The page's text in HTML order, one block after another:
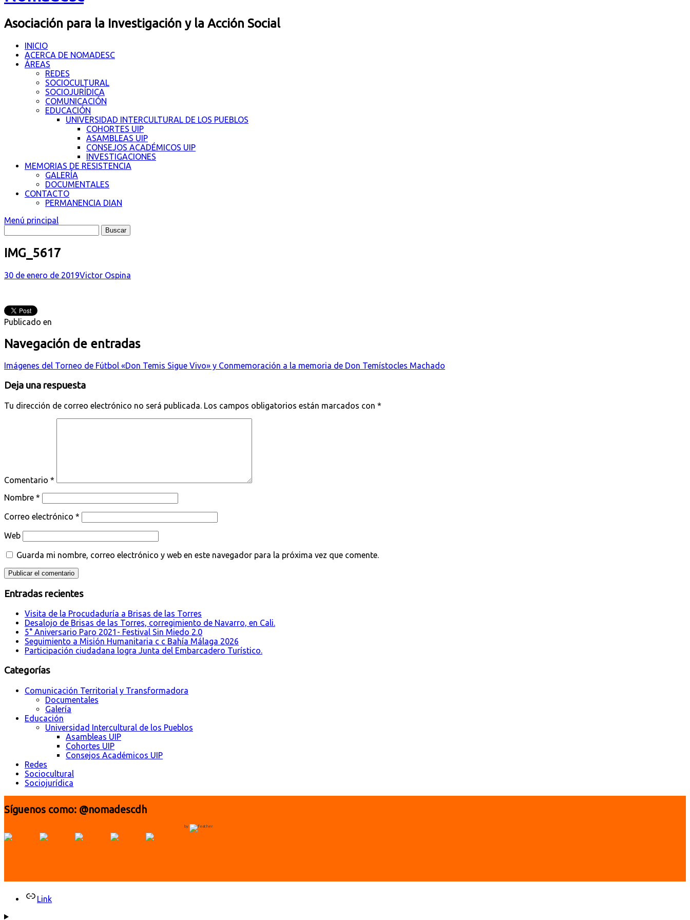
Asociación para la Investigación y la Acción Social
INICIO
ACERCA DE NOMADESC
ÁREAS
REDES
SOCIOCULTURAL
SOCIOJURÍDICA
COMUNICACIÓN
EDUCACIÓN
UNIVERSIDAD INTERCULTURAL DE LOS PUEBLOS
COHORTES UIP
ASAMBLEAS UIP
CONSEJOS ACADÉMICOS UIP
INVESTIGACIONES
MEMORIAS DE RESISTENCIA
GALERÍA
DOCUMENTALES
CONTACTO
PERMANENCIA DIAN
Menú principal
IMG_5617
30 de enero de 2019Victor Ospina
Publicado en
Navegación de entradas
Imágenes del Torneo de Fútbol «Don Temis Sigue Vivo» y Conmemoración a la memoria de Don Temístocles Machado
Deja una respuesta
Tu dirección de correo electrónico no será publicada. Los campos obligatorios están marcados con *
Comentario *
Nombre *
Correo electrónico *
Web
Guarda mi nombre, correo electrónico y web en este navegador para la próxima vez que comente.
Entradas recientes
Visita de la Procudaduría a Brisas de las Torres
Desalojo de Brisas de las Torres, corregimiento de Navarro, en Cali.
5° Aniversario Paro 2021- Festival Sin Miedo 2.0
Seguimiento a Misión Humanitaria c c Bahía Málaga 2026
Participación ciudadana logra Junta del Embarcadero Turístico.
Categorías
Comunicación Territorial y Transformadora
Documentales
Galería
Educación
Universidad Intercultural de los Pueblos
Asambleas UIP
Cohortes UIP
Consejos Académicos UIP
Redes
Sociocultural
Sociojurídica
Síguenos como: @nomadescdh
by
Link